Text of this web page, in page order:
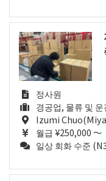
정사원
경공업, 물류 및
Izumi
월급 ¥250,000 ～
일상 회화 수준